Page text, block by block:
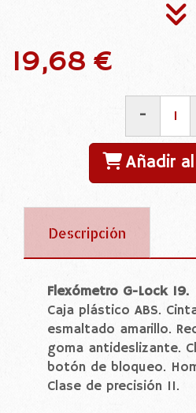
19,68 €
-
Añadir
Descripción
Flexómetro G-Lock 19.
Caja plástico ABS.
esmaltado amarillo.
goma antideslizante.
botón de bloqueo.
Clase de precisión II.